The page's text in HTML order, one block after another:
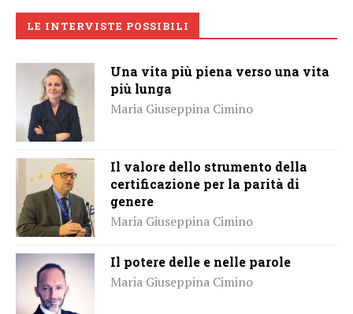
LE INTERVISTE POSSIBILI
Una vita più piena verso una vita
più lunga
Maria Giuseppina Cimino
Il valore dello strumento della
certificazione per la parità di
genere
Maria Giuseppina Cimino
Il potere delle e nelle parole
Maria Giuseppina Cimino